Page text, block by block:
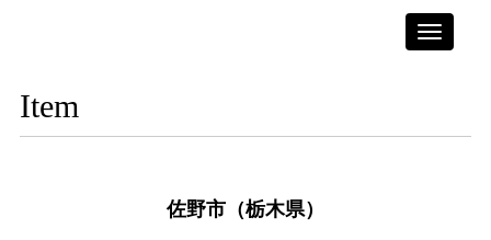
Toggle
Item
佐野市（栃木県）